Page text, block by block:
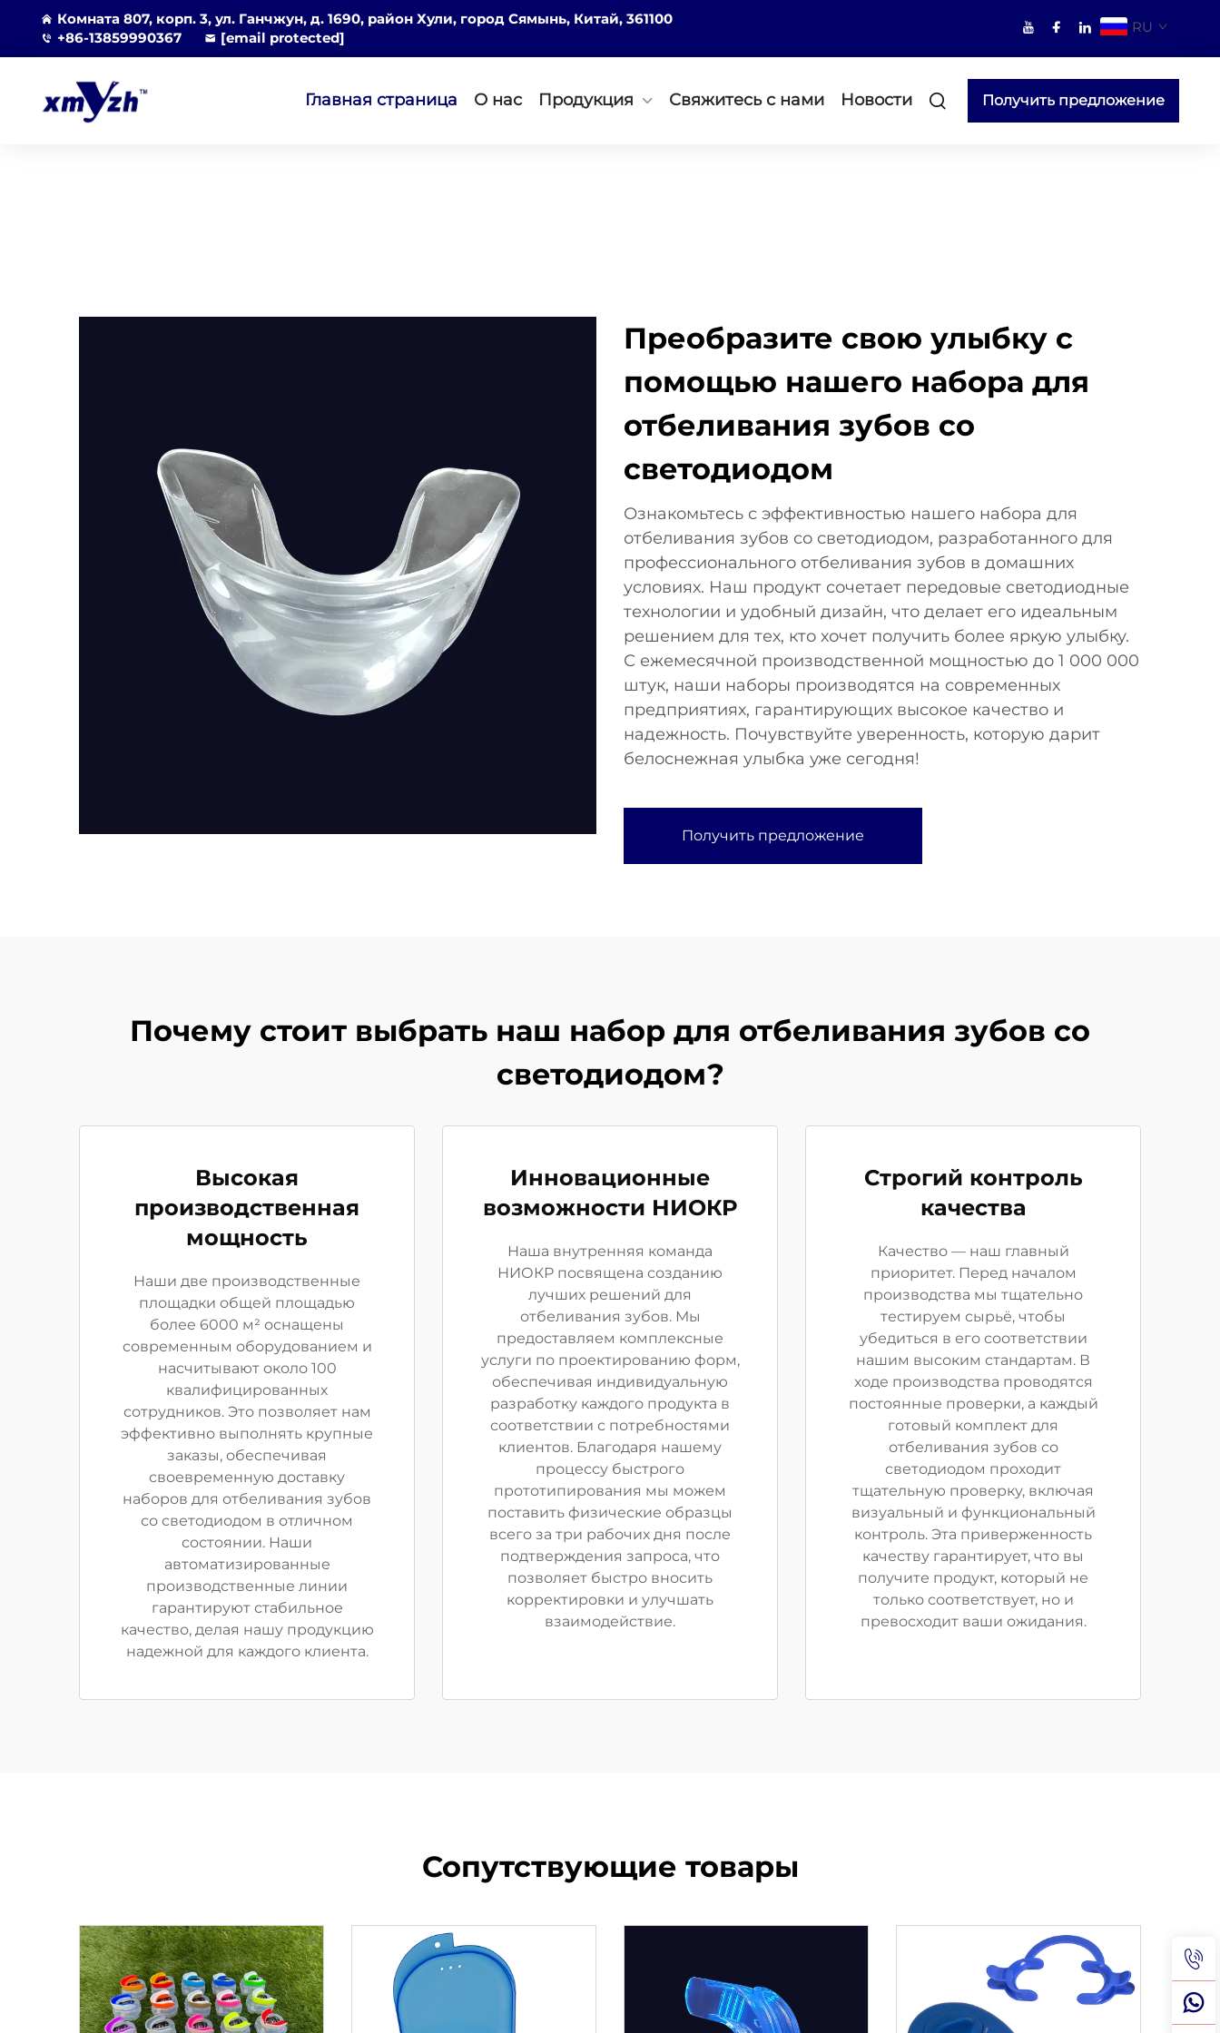
Комната 807, корп. 3, ул. Ганчжун, д. 1690, район Хули, город Сямынь, Китай, 361100
+86-13859990367
[email protected]
RU
Главная страница О нас Продукция Свяжитесь с нами Новости Получить предложение
Преобразите свою улыбку с
помощью нашего набора для
отбеливания зубов со
светодиодом
Ознакомьтесь с эффективностью нашего набора для
отбеливания зубов со светодиодом, разработанного для
профессионального отбеливания зубов в домашних
условиях. Наш продукт сочетает передовые светодиодные
технологии и удобный дизайн, что делает его идеальным
решением для тех, кто хочет получить более яркую улыбку.
С ежемесячной производственной мощностью до 1 000 000
штук, наши наборы производятся на современных
предприятиях, гарантирующих высокое качество и
надежность. Почувствуйте уверенность, которую дарит
белоснежная улыбка уже сегодня!
Получить предложение
Почему стоит выбрать наш набор для отбеливания зубов со
светодиодом?
Высокая
производственная
мощность
Наши две производственные
площадки общей площадью
более 6000 м² оснащены
современным оборудованием и
насчитывают около 100
квалифицированных
сотрудников. Это позволяет нам
эффективно выполнять крупные
заказы, обеспечивая
своевременную доставку
наборов для отбеливания зубов
со светодиодом в отличном
состоянии. Наши
автоматизированные
производственные линии
гарантируют стабильное
качество, делая нашу продукцию
надежной для каждого клиента.
Инновационные
возможности НИОКР
Наша внутренняя команда
НИОКР посвящена созданию
лучших решений для
отбеливания зубов. Мы
предоставляем комплексные
услуги по проектированию форм,
обеспечивая индивидуальную
разработку каждого продукта в
соответствии с потребностями
клиентов. Благодаря нашему
процессу быстрого
прототипирования мы можем
поставить физические образцы
всего за три рабочих дня после
подтверждения запроса, что
позволяет быстро вносить
корректировки и улучшать
взаимодействие.
Строгий контроль
качества
Качество — наш главный
приоритет. Перед началом
производства мы тщательно
тестируем сырьё, чтобы
убедиться в его соответствии
нашим высоким стандартам. В
ходе производства проводятся
постоянные проверки, а каждый
готовый комплект для
отбеливания зубов со
светодиодом проходит
тщательную проверку, включая
визуальный и функциональный
контроль. Эта приверженность
качеству гарантирует, что вы
получите продукт, который не
только соответствует, но и
превосходит ваши ожидания.
Сопутствующие товары